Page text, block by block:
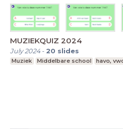
MUZIEKQUIZ 2024
July 2024- 20 slides
Muziek Middelbare school havo,